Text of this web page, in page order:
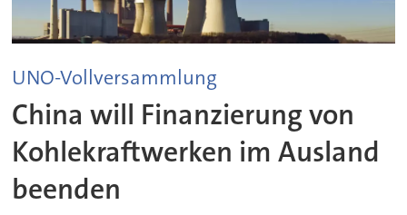
UNO-Vollversammlung
China will Finanzierung von
Kohlekraftwerken im Ausland
beenden